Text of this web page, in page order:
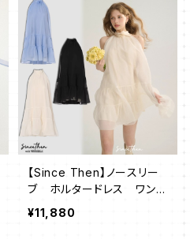
【Since Then】ノースリー
ブ ホルタードレス ワンピ
ース
¥11,880